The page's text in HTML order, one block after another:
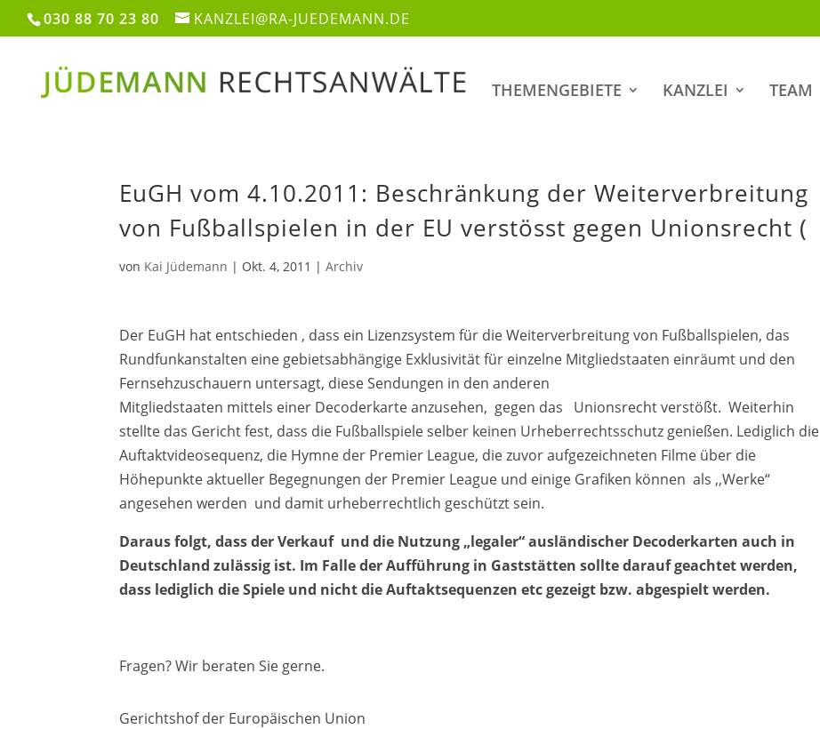
030 88 70 23 80 KANZLEI@RA-JUEDEMANN.DE
THEMENGEBIETE KANZLEI TEAM
EuGH vom 4.10.2011: Beschränkung der Weiterverbreitung
von Fußballspielen in der EU verstösst gegen Unionsrecht (
von Kai Jüdemann | Okt. 4, 2011 |Archiv
Der EuGH hat entschieden , dass ein Lizenzsystem für die Weiterverbreitung von Fußballspielen, das
Rundfunkanstalten eine gebietsabhängige Exklusivität für einzelne Mitgliedstaaten einräumt und den
Fernsehzuschauern untersagt, diese Sendungen in den anderen
Mitgliedstaaten mittels einer Decoderkarte anzusehen, gegen das Unionsrecht verstößt. Weiterhin
stellte das Gericht fest, dass die Fußballspiele selber keinen Urheberrechtsschutz genießen. Lediglich die
Auftaktvideosequenz, die Hymne der Premier League, die zuvor aufgezeichneten Filme über die
Höhepunkte aktueller Begegnungen der Premier League und einige Grafiken können als ,,Werke“
angesehen werden und damit urheberrechtlich geschützt sein.
Daraus folgt, dass der Verkauf und die Nutzung „legaler“ ausländischer Decoderkarten auch in
Deutschland zulässig ist. Im Falle der Aufführung in Gaststätten sollte darauf geachtet werden,
dass lediglich die Spiele und nicht die Auftaktsequenzen etc gezeigt bzw. abgespielt werden.
Fragen? Wir beraten Sie gerne.
Gerichtshof der Europäischen Union